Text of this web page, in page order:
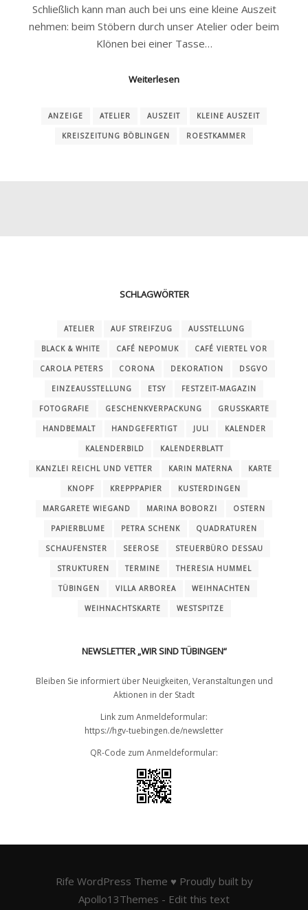
Schließlich kann man auch bei uns eine kleine Auszeit
nehmen: beim Stöbern durch unser Atelier oder beim
Klönen bei einer Tasse…
Weiterlesen
ANZEIGE ATELIER AUSZEIT KLEINE AUSZEIT
KREISZEITUNG BÖBLINGEN ROESTKAMMER
SCHLAGWÖRTER
ATELIER AUF STREIFZUG AUSSTELLUNG
BLACK & WHITE CAFÉ NEPOMUK CAFÉ VIERTEL VOR
CAROLA PETERS CORONA DEKORATION DSGVO
EINZEAUSSTELLUNG ETSY FESTZEIT-MAGAZIN
FOTOGRAFIE GESCHENKVERPACKUNG GRUSSKARTE
HANDBEMALT HANDGEFERTIGT JULI KALENDER
KALENDERBILD KALENDERBLATT
KANZLEI REICHL UND VETTER KARIN MATERNA KARTE
KNOPF KREPPPAPIER KUSTERDINGEN
MARGARETE WIEGAND MARINA BOBORZI OSTERN
PAPIERBLUME PETRA SCHENK QUADRATUREN
SCHAUFENSTER SEEROSE STEUERBÜRO DESSAU
STRUKTUREN TERMINE THERESIA HUMMEL
TÜBINGEN VILLA ARBOREA WEIHNACHTEN
WEIHNACHTSKARTE WESTSPITZE
NEWSLETTER „WIR SIND TÜBINGEN“
Bleiben Sie informiert über Neuigkeiten, Veranstaltungen und
Aktionen in der Stadt
Link zum Anmeldeformular:
https://hgv-tuebingen.de/newsletter
QR-Code zum Anmeldeformular:
Rife WordPress Theme ♥ Proudly built by
Apollo13Themes - Edit this text